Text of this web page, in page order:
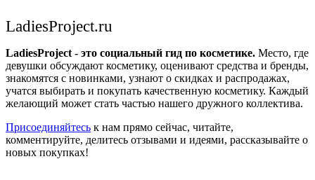
LadiesProject.ru
LadiesProject - это социальный гид по косметике. Место, где
девушки обсуждают косметику, оценивают средства и бренды,
знакомятся с новинками, узнают о скидках и распродажах,
учатся выбирать и покупать качественную косметику. Каждый
желающий может стать частью нашего дружного коллектива.
Присоединяйтесь к нам прямо сейчас, читайте,
комментируйте, делитесь отзывами и идеями, рассказывайте о
новых покупках!